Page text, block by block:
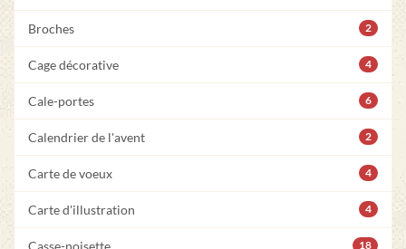
Broches 2
Cage décorative 4
Cale-portes 6
Calendrier de l'avent 2
Carte de voeux 4
Carte d'illustration 4
18